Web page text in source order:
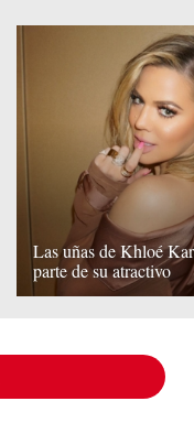
Las uñas de Khloé
parte de su atractivo